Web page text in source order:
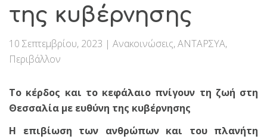
της κυβέρνησης
10 Σεπτεμβρίου, 2023 | Ανακοινώσεις,ΑΝΤΑΡΣΥΑ,
Περιβάλλον
Το κέρδος και το κεφάλαιο πνίγουν τη ζωή στη
Θεσσαλία με ευθύνη της κυβέρνησης
Η επιβίωση των ανθρώπων και του πλανήτη